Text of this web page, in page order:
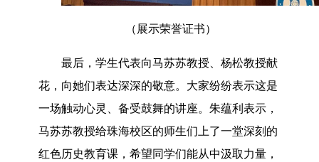
（展示荣誉证书）
最后，学生代表向马苏苏教授、杨松教授献
花，向她们表达深深的敬意。大家纷纷表示这是
一场触动心灵、备受鼓舞的讲座。朱蕴利表示，
马苏苏教授给珠海校区的师生们上了一堂深刻的
红色历史教育课，希望同学们能从中汲取力量，